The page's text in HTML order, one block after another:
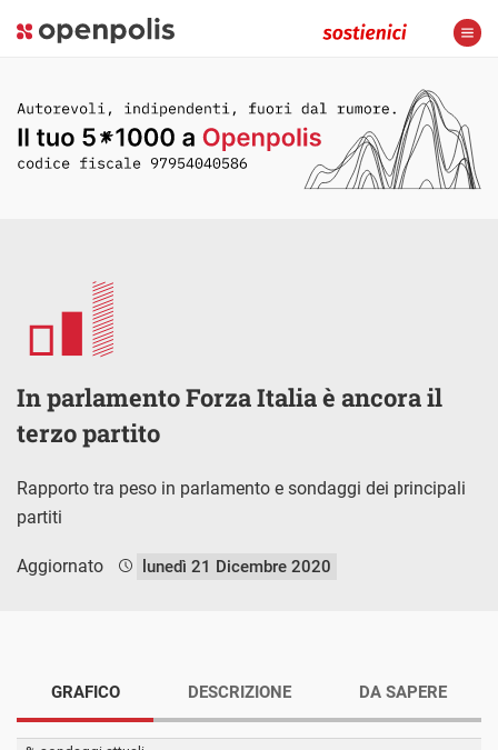
In parlamento Forza Italia è ancora il
terzo partito
Rapporto tra peso in parlamento e sondaggi dei principali
partiti
Aggiornato lunedì 21 Dicembre 2020
GRAFICO DESCRIZIONE DA SAPERE